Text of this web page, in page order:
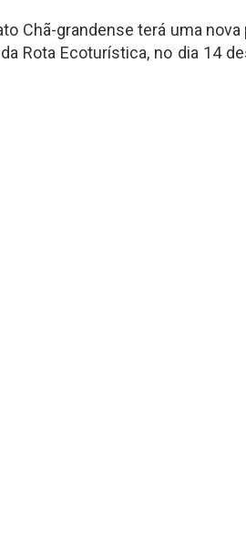
Chã-grandense terá uma
Rota Ecoturística, no dia 14